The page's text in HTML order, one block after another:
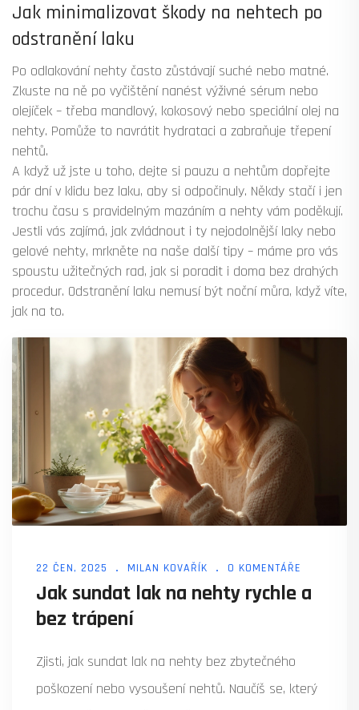
Jak minimalizovat škody na nehtech po
odstranění laku
Po odlakování nehty často zůstávají suché nebo matné.
Zkuste na ně po vyčištění nanést výživné sérum nebo
olejíček – třeba mandlový, kokosový nebo speciální olej na
nehty. Pomůže to navrátit hydrataci a zabraňuje třepení
nehtů.
A když už jste u toho, dejte si pauzu a nehtům dopřejte
pár dní v klidu bez laku, aby si odpočinuly. Někdy stačí i jen
trochu času s pravidelným mazáním a nehty vám poděkují.
Jestli vás zajímá, jak zvládnout i ty nejodolnější laky nebo
gelové nehty, mrkněte na naše další tipy – máme pro vás
spoustu užitečných rad, jak si poradit i doma bez drahých
procedur. Odstranění laku nemusí být noční můra, když víte,
jak na to.
22 ČEN, 2025 MILAN KOVAŘÍK 0 KOMENTÁŘE
Jak sundat lak na nehty rychle a
bez trápení
Zjisti, jak sundat lak na nehty bez zbytečného
poškození nebo vysoušení nehtů. Naučíš se, který